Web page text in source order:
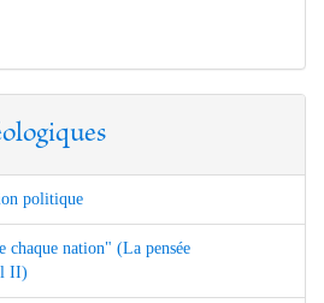
politique
chaque nation" (La pensée
II)